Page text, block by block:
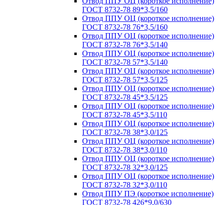
ГОСТ 8732-78 89*3,5/160
Отвод ППУ ОЦ (короткое исполнение)
ГОСТ 8732-78 76*3,5/160
Отвод ППУ ОЦ (короткое исполнение)
ГОСТ 8732-78 76*3,5/140
Отвод ППУ ОЦ (короткое исполнение)
ГОСТ 8732-78 57*3,5/140
Отвод ППУ ОЦ (короткое исполнение)
ГОСТ 8732-78 57*3,5/125
Отвод ППУ ОЦ (короткое исполнение)
ГОСТ 8732-78 45*3,5/125
Отвод ППУ ОЦ (короткое исполнение)
ГОСТ 8732-78 45*3,5/110
Отвод ППУ ОЦ (короткое исполнение)
ГОСТ 8732-78 38*3,0/125
Отвод ППУ ОЦ (короткое исполнение)
ГОСТ 8732-78 38*3,0/110
Отвод ППУ ОЦ (короткое исполнение)
ГОСТ 8732-78 32*3,0/125
Отвод ППУ ОЦ (короткое исполнение)
ГОСТ 8732-78 32*3,0/110
Отвод ППУ ПЭ (короткое исполнение)
ГОСТ 8732-78 426*9,0/630